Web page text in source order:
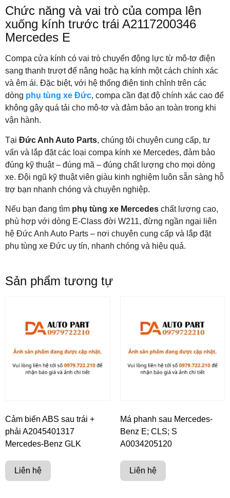
Chức năng và vai trò của compa lên
xuống kính trước trái A2117200346
Mercedes E
Compa cửa kính có vai trò chuyển động lực từ mô-tơ điện
sang thanh trượt để nâng hoặc hạ kính một cách chính xác
và êm ái. Đặc biệt, với hệ thống điện tinh chỉnh trên các
dòng phụ tùng xe Đức, compa cần đạt độ chính xác cao để
không gây quá tải cho mô-tơ và đảm bảo an toàn trong khi
vận hành.
Tại Đức Anh Auto Parts, chúng tôi chuyên cung cấp, tư
vấn và lắp đặt các loại compa kính xe Mercedes, đảm bảo
đúng kỹ thuật – đúng mã – đúng chất lượng cho mọi dòng
xe. Đội ngũ kỹ thuật viên giàu kinh nghiệm luôn sẵn sàng hỗ
trợ bạn nhanh chóng và chuyên nghiệp.
Nếu bạn đang tìm phụ tùng xe Mercedes chất lượng cao,
phù hợp với dòng E-Class đời W211, đừng ngần ngại liên
hệ Đức Anh Auto Parts – nơi chuyên cung cấp và lắp đặt
phụ tùng xe Đức uy tín, nhanh chóng và hiệu quả.
Sản phẩm tương tự
Cảm biến ABS sau trái +
phải A2045401317
Mercedes-Benz GLK
Liên hệ
Má phanh sau Mercedes-
Benz E; CLS; S
A0034205120
Liên hệ